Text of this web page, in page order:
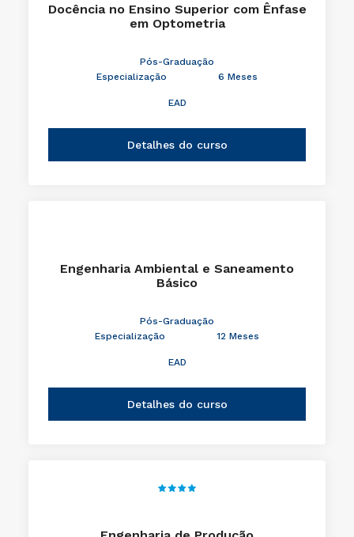
Docência no Ensino Superior com Ênfase
em Optometria
Pós-Graduação
Especialização
6 Meses
EAD
Detalhes do curso
Engenharia Ambiental e Saneamento
Básico
Pós-Graduação
Especialização
12 Meses
EAD
Detalhes do curso